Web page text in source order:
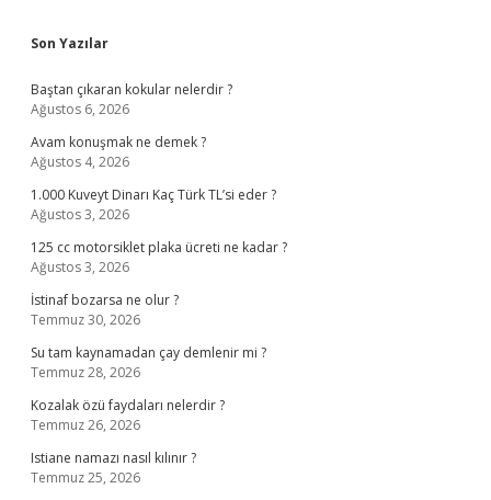
Sidebar
Son Yazılar
Baştan çıkaran kokular nelerdir ?
Ağustos 6, 2026
Avam konuşmak ne demek ?
Ağustos 4, 2026
1.000 Kuveyt Dinarı Kaç Türk TL’si eder ?
Ağustos 3, 2026
125 cc motorsiklet plaka ücreti ne kadar ?
Ağustos 3, 2026
İstinaf bozarsa ne olur ?
Temmuz 30, 2026
Su tam kaynamadan çay demlenir mi ?
Temmuz 28, 2026
Kozalak özü faydaları nelerdir ?
Temmuz 26, 2026
Istiane namazı nasıl kılınır ?
Temmuz 25, 2026